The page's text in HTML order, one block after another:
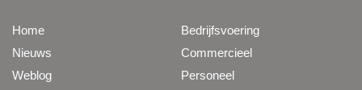
Home
Nieuws
Weblog
Bedrijfsvoering
Commercieel
Personeel